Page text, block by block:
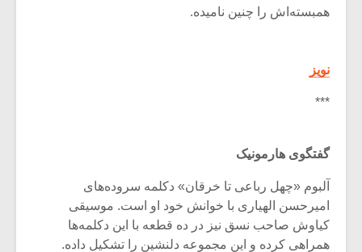
همبسته‌اش را چنین نامیده.
نویز
***
گفتگوی هارمونیک
آلبوم «چهل رباعی تا خرقان» دکلمه سروده‌های
امیرحسن الهیاری با خوانش خود او است. موسیقی
کیاوش صاحب نسق نیز در ده قطعه با این دکلمه‌ها
همراهی کرده و این مجموعه دلنشین را تشکیل داده.